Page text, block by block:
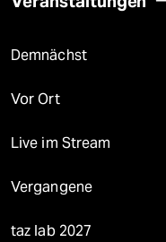
Demnächst
Vor Ort
Live im Stream
Vergangene
taz lab 2027